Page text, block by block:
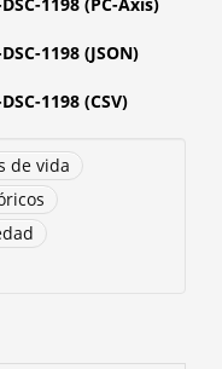
1198 (JSON)
1198 (CSV)
de vida